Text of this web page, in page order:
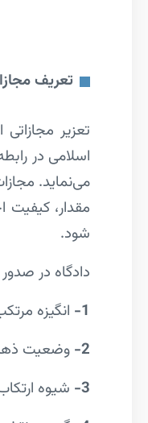
تعریف
تعزیر
اسلامی در
می‌نماید.
مقدار،
شود.
دادگاه در
1- انگیزه
2- وضعیت
3- شیوه